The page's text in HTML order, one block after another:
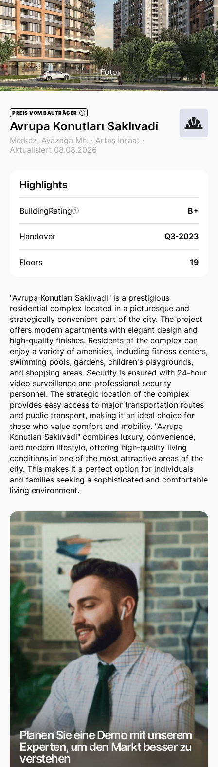
Foto
PREIS VOM BAUTRÄGER ?
Avrupa Konutları Saklıvadi
Merkez, Ayazağa Mh. · Artaş İnşaat ·
Aktualisiert 08.08.2026
Highlights
BuildingRating ? B+
Handover Q3-2023
Floors 19
"Avrupa Konutları Saklıvadi" is a prestigious
residential complex located in a picturesque and
strategically convenient part of the city. The project
offers modern apartments with elegant design and
high-quality finishes. Residents of the complex can
enjoy a variety of amenities, including fitness centers,
swimming pools, gardens, children's playgrounds,
and shopping areas. Security is ensured with 24-hour
video surveillance and professional security
personnel. The strategic location of the complex
provides easy access to major transportation routes
and public transport, making it an ideal choice for
those who value comfort and mobility. "Avrupa
Konutları Saklıvadi" combines luxury, convenience,
and modern lifestyle, offering high-quality living
conditions in one of the most attractive areas of the
city. This makes it a perfect option for individuals
and families seeking a sophisticated and comfortable
living environment.
Planen Sie eine Demo mit unserem
Experten, um den Markt besser zu
verstehen